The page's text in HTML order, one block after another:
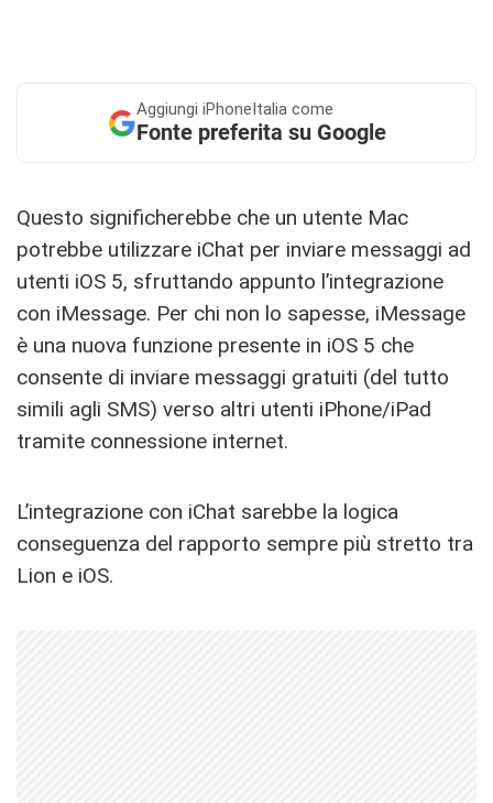
Aggiungi iPhoneItalia come
Fonte preferita su Google
Questo significherebbe che un utente Mac
potrebbe utilizzare iChat per inviare messaggi ad
utenti iOS 5, sfruttando appunto l’integrazione
con iMessage. Per chi non lo sapesse, iMessage
è una nuova funzione presente in iOS 5 che
consente di inviare messaggi gratuiti (del tutto
simili agli SMS) verso altri utenti iPhone/iPad
tramite connessione internet.
L’integrazione con iChat sarebbe la logica
conseguenza del rapporto sempre più stretto tra
Lion e iOS.